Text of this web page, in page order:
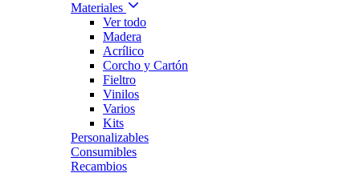
Materiales
Ver todo
Madera
Acrílico
Corcho y Cartón
Fieltro
Vinilos
Varios
Kits
Personalizables
Consumibles
Recambios